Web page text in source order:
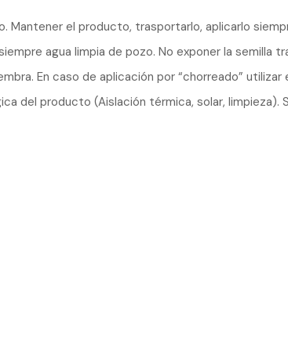
Mantener el producto, trasportarlo, aplicarlo
agua limpia de pozo. No exponer la semilla
En caso de aplicación por “chorreado”
del producto (Aislación térmica, solar, limpieza).